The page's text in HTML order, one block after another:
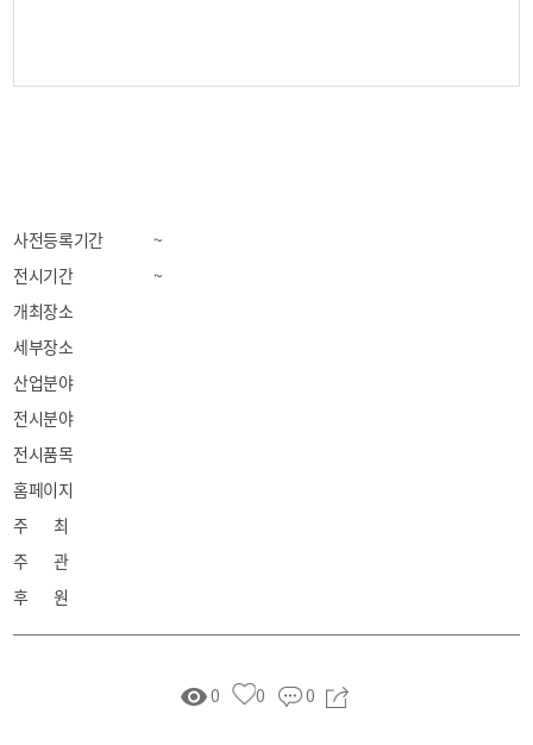
사전등록기간
~
전시기간
~
개최장소
세부장소
산업분야
전시분야
전시품목
홈페이지
주 최
주 관
후 원
0 0 0